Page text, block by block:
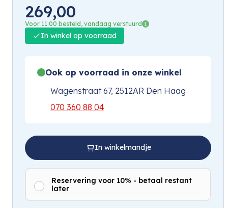
269,00
Voor 11:00 besteld, vandaag verstuurd
In winkel op voorraad
Ook op voorraad in onze winkel
Wagenstraat 67, 2512AR Den Haag
070 360 88 04
In winkelmandje
Reservering voor 10% - betaal restant
later